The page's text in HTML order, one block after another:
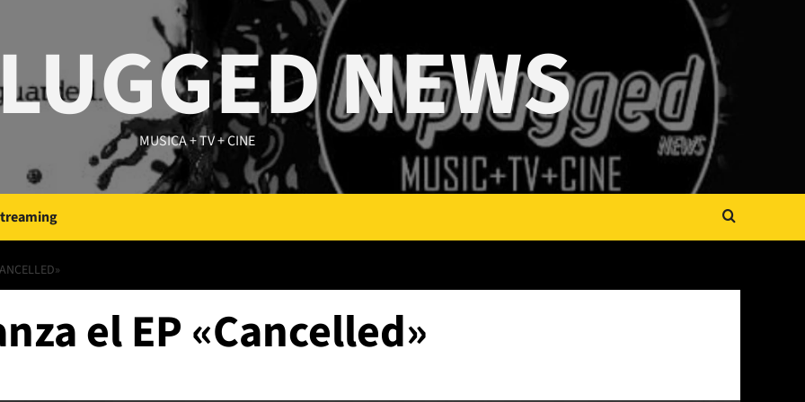
NEWS
MUSICA + TV + CINE
el EP «Cancelled»